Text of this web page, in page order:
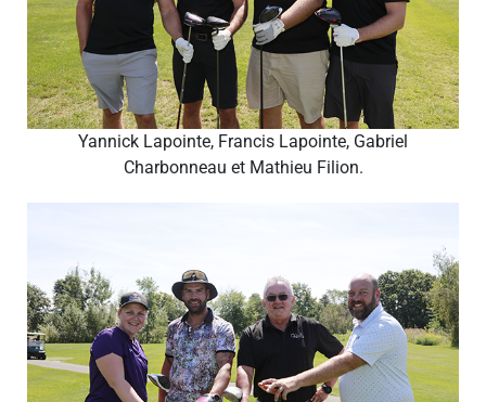
Yannick Lapointe, Francis Lapointe, Gabriel
Charbonneau et Mathieu Filion.